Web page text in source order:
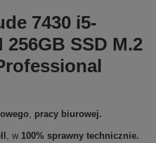
7430 i5-
256GB SSD M.2
, pracy biurowej.
, w 100% sprawny technicznie.